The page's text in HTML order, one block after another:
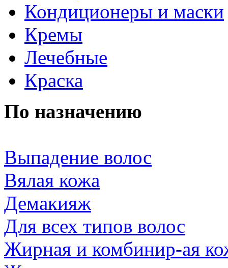
Кондиционеры и маски
Кремы
Лечебные
Краска
По назначению
Выпадение волос
Вялая кожа
Демакияж
Для всех типов волос
Жирная и комбинир-ая